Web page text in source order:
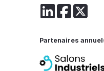
Partenaires